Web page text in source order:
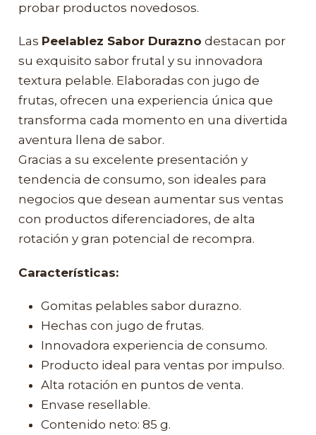
probar productos novedosos.
Las Peelablez Sabor Durazno destacan por
su exquisito sabor frutal y su innovadora
textura pelable. Elaboradas con jugo de
frutas, ofrecen una experiencia única que
transforma cada momento en una divertida
aventura llena de sabor.
Gracias a su excelente presentación y
tendencia de consumo, son ideales para
negocios que desean aumentar sus ventas
con productos diferenciadores, de alta
rotación y gran potencial de recompra.
Características:
Gomitas pelables sabor durazno.
Hechas con jugo de frutas.
Innovadora experiencia de consumo.
Producto ideal para ventas por impulso.
Alta rotación en puntos de venta.
Envase resellable.
Contenido neto: 85 g.